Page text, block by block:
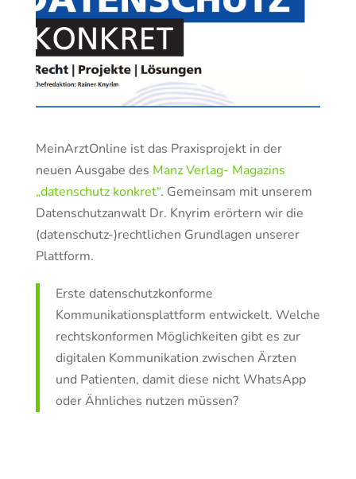
MeinArztOnline ist das Praxisprojekt in der
neuen Ausgabe des Manz Verlag- Magazins
„datenschutz konkret“. Gemeinsam mit unserem
Datenschutzanwalt Dr. Knyrim erörtern wir die
(datenschutz-)rechtlichen Grundlagen unserer
Plattform.
Erste datenschutzkonforme
Kommunikationsplattform entwickelt. Welche
rechtskonformen Möglichkeiten gibt es zur
digitalen Kommunikation zwischen Ärzten
und Patienten, damit diese nicht WhatsApp
oder Ähnliches nutzen müssen?